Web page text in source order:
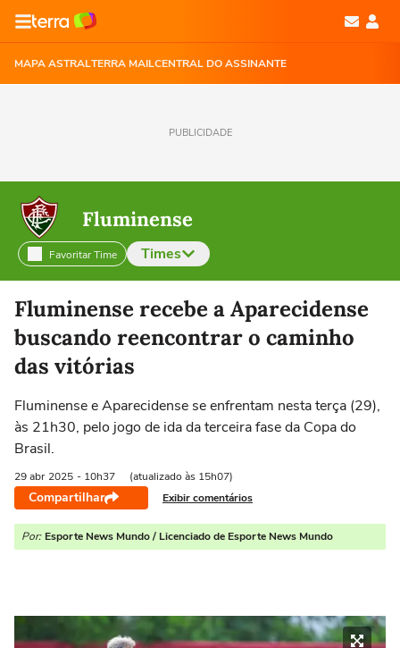
MAPA ASTRALTERRA MAILCENTRAL DO ASSINANTE
PUBLICIDADE
Fluminense
Favoritar Time Times
Selecione o time para ver as notícias
Fluminense recebe a Aparecidense
buscando reencontrar o caminho
das vitórias
Fluminense e Aparecidense se enfrentam nesta terça (29),
às 21h30, pelo jogo de ida da terceira fase da Copa do
Brasil.
29 abr 2025 - 10h37 (atualizado às 15h07)
Compartilhar Exibir comentários
Por: Esporte News Mundo / Licenciado de Esporte News Mundo